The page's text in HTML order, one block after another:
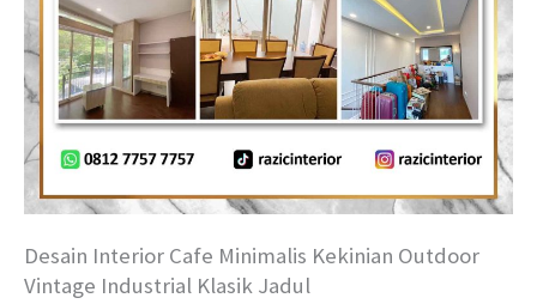
Desain Interior Cafe Minimalis Kekinian Outdoor
Vintage Industrial Klasik Jadul